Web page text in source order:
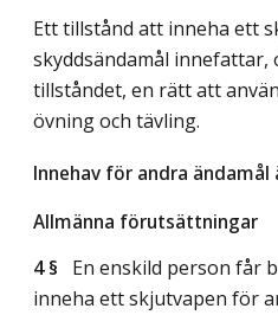
Ett tillstånd att inneha ett
skyddsändamål innefattar,
tillståndet, en rätt att
övning och tävling.
Innehav för andra ändamål
Allmänna förutsättningar
4 § En enskild person får
inneha ett skjutvapen för